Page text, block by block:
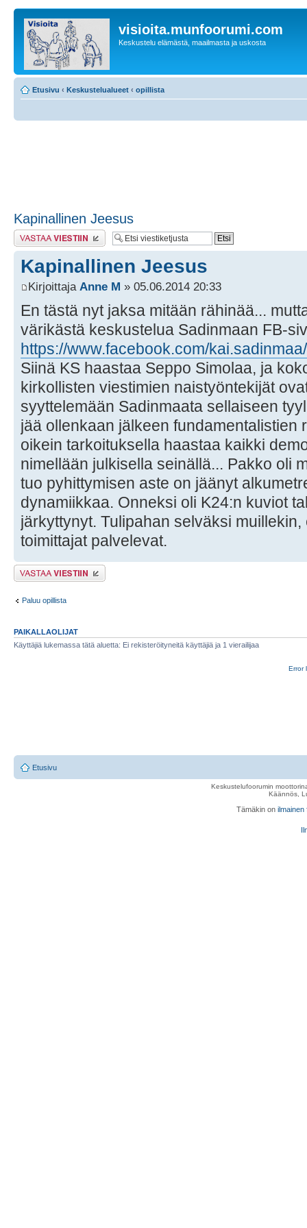
visioita.munfoorumi.com
Keskustelu elämästä, maailmasta ja uskosta
Etusivu ‹ Keskustelualueet ‹ opillista
Kapinallinen Jeesus
Lähetä vastaus
Kapinallinen Jeesus
Kirjoittaja Anne M » 05.06.2014 20:33
En tästä nyt jaksa mitään rähinää...
värikästä keskustelua Sadinmaan FB-
https://www.facebook.com/
Siinä KS haastaa Seppo Simolaa, ja
kirkollisten viestimien naistyöntekijät
syyttelemään Sadinmaata sellaiseen
jää ollenkaan jälkeen fundamentalistien
oikein tarkoituksella haastaa kaikki
nimellään julkisella seinällä... Pakko oli
tuo pyhittymisen aste on jäänyt
dynamiikkaa. Onneksi oli K24:n kuviot
järkyttynyt. Tulipahan selväksi
toimittajat palvelevat.
Lähetä vastaus
Paluu opillista
PAIKALLAOLIJAT
Käyttäjiä lukemassa tätä aluetta: Ei rekisteröityneitä käyttäjiä ja 1 vierailijaa
Error
Etusivu
Keskustelufoorumin
Käännös,
Tämäkin on ilmainen